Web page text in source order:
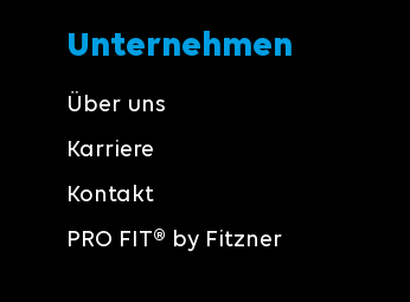
Unternehmen
Über uns
Karriere
Kontakt
PRO FIT® by Fitzner